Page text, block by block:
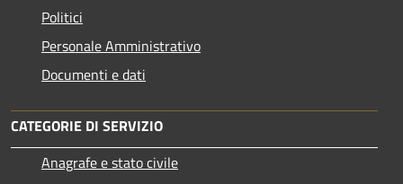
Politici
Personale Amministrativo
Documenti e dati
CATEGORIE DI SERVIZIO
Anagrafe e stato civile